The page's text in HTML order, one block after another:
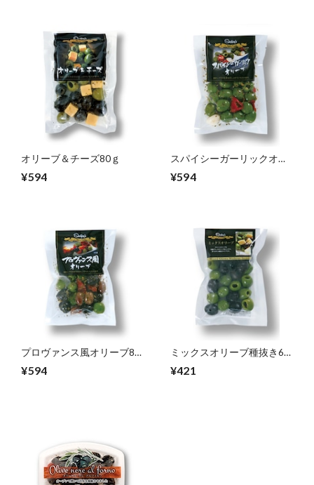
オリーブ＆チーズ80ｇ
¥594
スパイシーガーリックオリ
¥594
プロヴァンス風オリーブ80
ｇ
¥594
ミックスオリーブ種抜き65
ｇ
¥421